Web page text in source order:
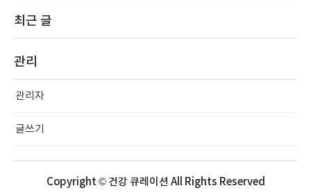
최근 글
관리
관리자
글쓰기
Copyright © 건강 큐레이션 All Rights Reserved